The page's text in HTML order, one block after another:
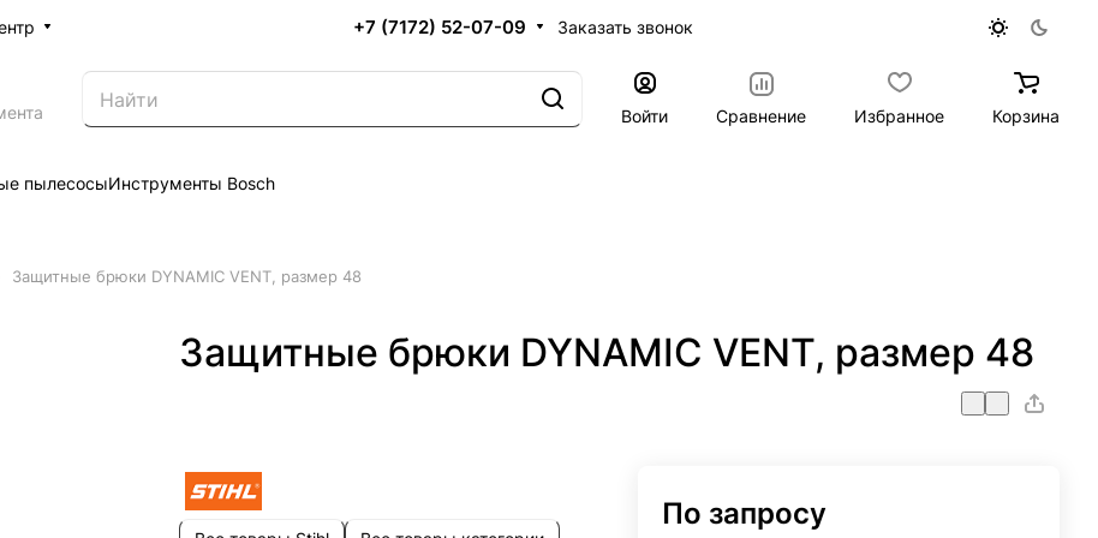
+7 (7172) 52-07-09 Заказать звонок
Войти Сравнение Избранное Корзина
пылесосыИнструменты Bosch
Защитные брюки DYNAMIC VENT, размер 48
Защитные брюки DYNAMIC VENT, размер 48
По запросу